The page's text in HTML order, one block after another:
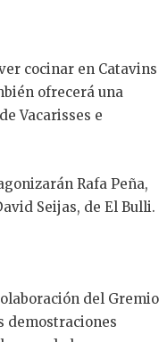
cocinar en Catavins
ofrecerá una
Vacarisses e
Rafa Peña,
Seijas, de El Bulli.
del Gremio
demostraciones